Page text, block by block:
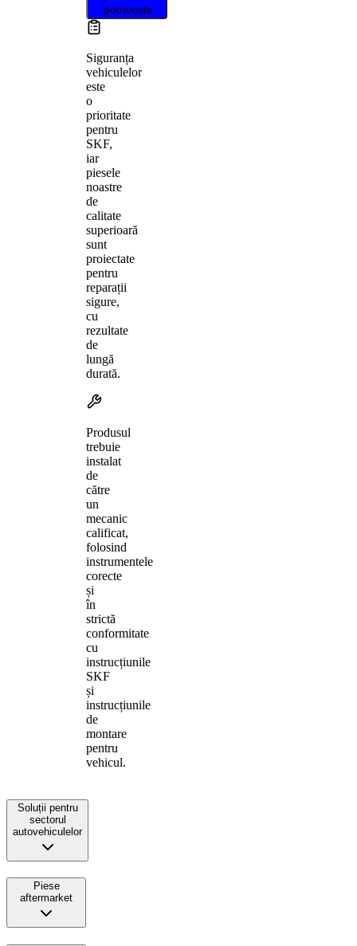
potrivește
Siguranța
vehiculelor
este
o
prioritate
pentru
SKF,
iar
piesele
noastre
de
calitate
superioară
sunt
proiectate
pentru
reparații
sigure,
cu
rezultate
de
lungă
durată.
Produsul
trebuie
instalat
de
către
un
mecanic
calificat,
folosind
instrumentele
corecte
și
în
strictă
conformitate
cu
instrucțiunile
SKF
și
instrucțiunile
de
montare
pentru
vehicul.
Soluții pentru
sectorul
autovehiculelor
Piese
aftermarket